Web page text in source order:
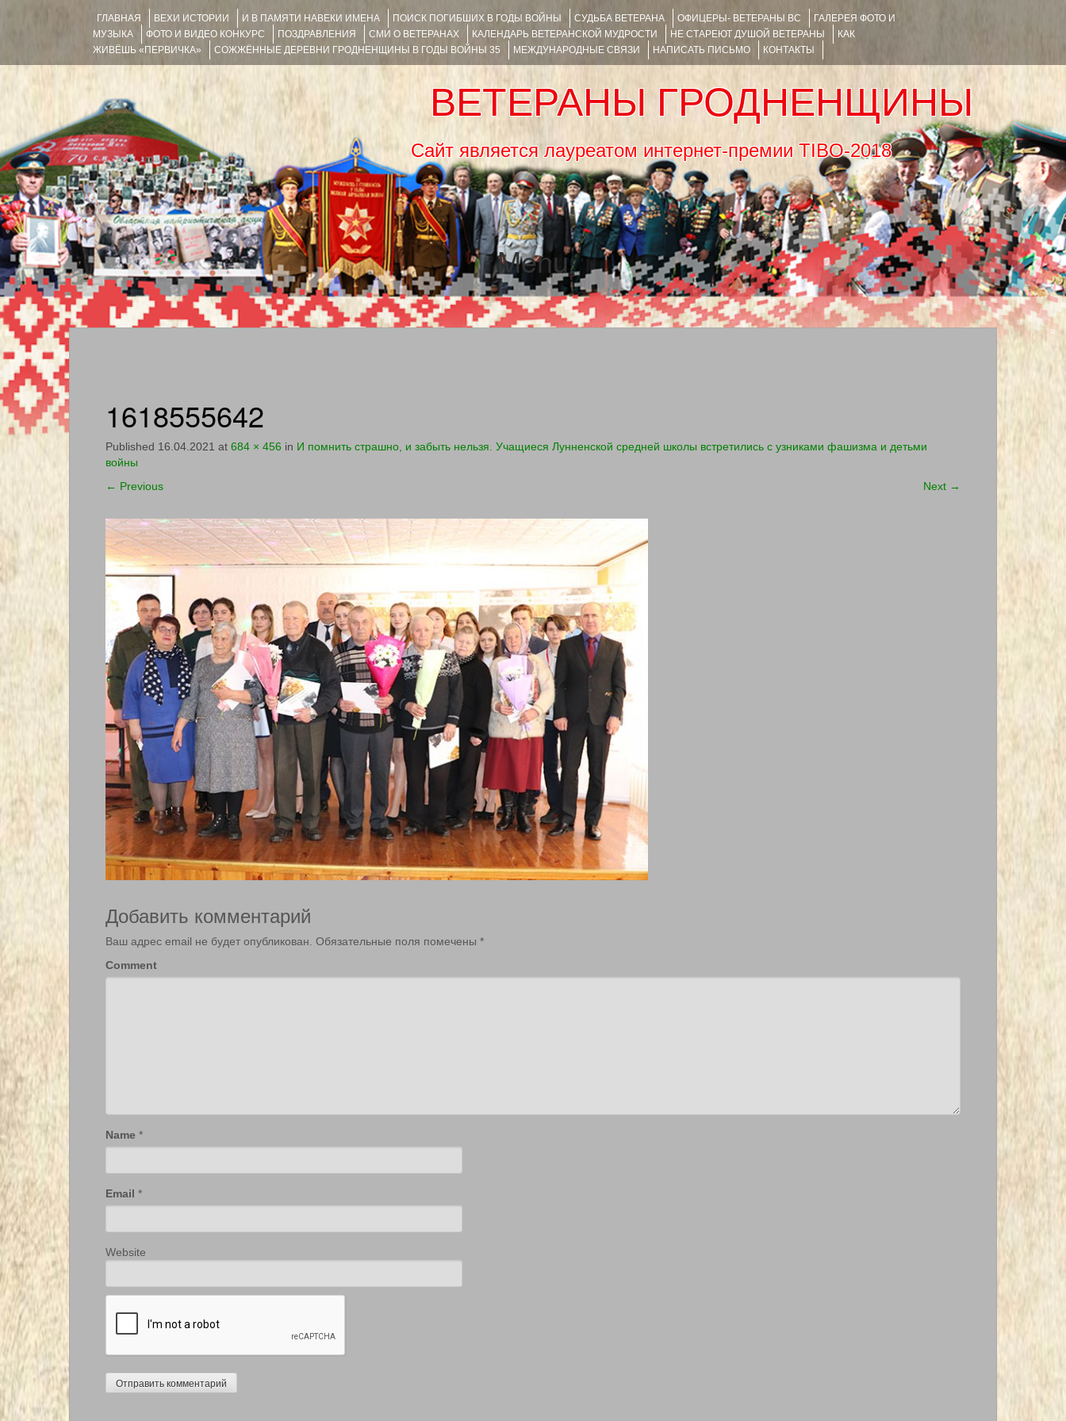
ГЛАВНАЯ ВЕХИ ИСТОРИИ И В ПАМЯТИ НАВЕКИ ИМЕНА ПОИСК ПОГИБШИХ В ГОДЫ ВОЙНЫ СУДЬБА ВЕТЕРАНА ОФИЦЕРЫ- ВЕТЕРАНЫ ВС
ГАЛЕРЕЯ ФОТО И
МУЗЫКА
ФОТО И ВИДЕО КОНКУРС ПОЗДРАВЛЕНИЯ СМИ О ВЕТЕРАНАХ КАЛЕНДАРЬ ВЕТЕРАНСКОЙ МУДРОСТИ НЕ СТАРЕЮТ ДУШОЙ ВЕТЕРАНЫ
КАК
ЖИВЁШЬ «ПЕРВИЧКА»
СОЖЖЁННЫЕ ДЕРЕВНИ ГРОДНЕНЩИНЫ В ГОДЫ ВОЙНЫ 35 МЕЖДУНАРОДНЫЕ СВЯЗИ НАПИСАТЬ ПИСЬМО КОНТАКТЫ
ВЕТЕРАНЫ ГРОДНЕНЩИНЫ
Сайт является лауреатом интернет-премии TIBO-2018
Menu
SKIP TO CONTENT
1618555642
Published 16.04.2021 at 684 × 456 in И помнить страшно, и забыть нельзя. Учащиеся Лунненской средней школы встретились с узниками фашизма и детьми
войны
← Previous Next →
Добавить комментарий
Ваш адрес email не будет опубликован. Обязательные поля помечены *
Comment
Name *
Email *
Website